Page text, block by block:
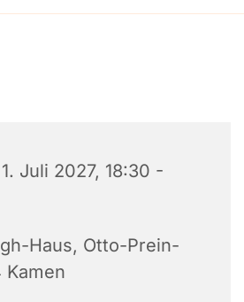
Juli 2027, 18:30 -
Haus, Otto-Prein-
Kamen